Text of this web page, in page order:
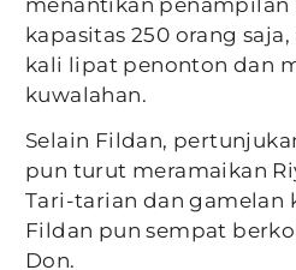
menantikan penampilan
kapasitas 250 orang
kali lipat penonton dan
kuwalahan.
Selain Fildan,
pun turut meramaikan
Tari-tarian dan gamelan
Fildan pun sempat
Don.